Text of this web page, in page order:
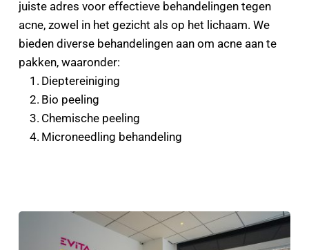
juiste adres voor effectieve behandelingen tegen
acne, zowel in het gezicht als op het lichaam. We
bieden diverse behandelingen aan om acne aan te
pakken, waaronder:
Dieptereiniging
Bio peeling
Chemische peeling
Microneedling behandeling